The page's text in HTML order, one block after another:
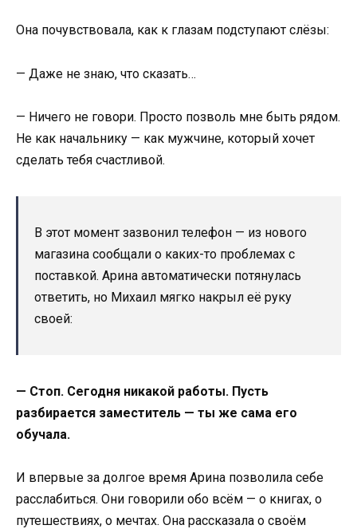
Она почувствовала, как к глазам подступают слёзы:
— Даже не знаю, что сказать…
— Ничего не говори. Просто позволь мне быть рядом.
Не как начальнику — как мужчине, который хочет
сделать тебя счастливой.
В этот момент зазвонил телефон — из нового
магазина сообщали о каких-то проблемах с
поставкой. Арина автоматически потянулась
ответить, но Михаил мягко накрыл её руку
своей:
— Стоп. Сегодня никакой работы. Пусть
разбирается заместитель — ты же сама его
обучала.
И впервые за долгое время Арина позволила себе
расслабиться. Они говорили обо всём — о книгах, о
путешествиях, о мечтах. Она рассказала о своём